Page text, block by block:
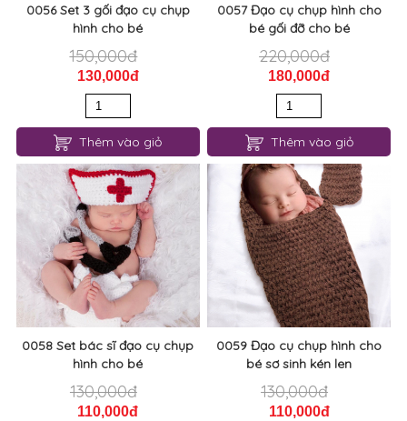
0056 Set 3 gối đạo cụ chụp
hình cho bé
150,000đ
130,000đ
Thêm vào giỏ
0057 Đạo cụ chụp hình cho
bé gối đỡ cho bé
220,000đ
180,000đ
Thêm vào giỏ
0058 Set bác sĩ đạo cụ chụp
hình cho bé
130,000đ
110,000đ
0059 Đạo cụ chụp hình cho
bé sơ sinh kén len
130,000đ
110,000đ